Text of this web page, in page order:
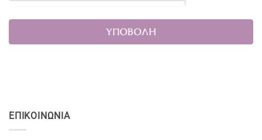
ΕΠΙΚΟΙΝΩΝΊΑ